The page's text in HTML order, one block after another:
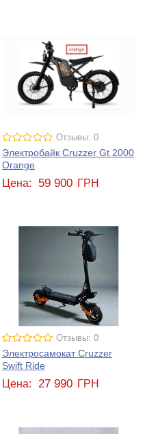
Отзывы: 0
Электробайк Cruzzer Gt 2000
Orange
Цена: 59 900 ГРН
Отзывы: 0
Электросамокат Cruzzer
Swift Ride
Цена: 27 990 ГРН